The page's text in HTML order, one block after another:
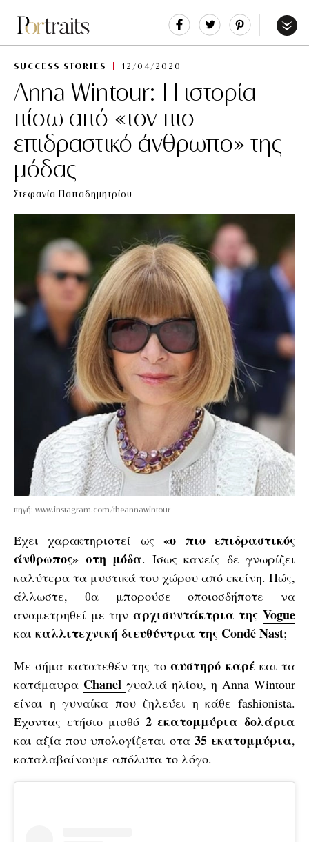
Share Tweet
SUCCESS STORIES 12/04/2020
Anna Wintour: Η ιστορία
πίσω από «τον πιο
επιδραστικό άνθρωπο» της
μόδας
Στεφανία Παπαδημητρίου
πηγή: www.instagram.com/theannawintour
Έχει χαρακτηριστεί ως«ο πιο επιδραστικός
άνθρωπος» στη μόδα. Ίσως κανείς δε γνωρίζει
καλύτερα τα μυστικά του χώρου από εκείνη. Πώς,
άλλωστε, θα μπορούσε οποιοσδήποτε να
αναμετρηθεί με την αρχισυντάκτρια τηςVogue
και καλλιτεχνική διευθύντρια της Condé Nast;
Με σήμα κατατεθέν της τοαυστηρό καρέκαι τα
κατάμαυρα Chanel γυαλιά ηλίου, η Anna Wintour
είναι η γυναίκα που ζηλεύει η κάθε fashionista.
Έχοντας ετήσιο μισθό 2 εκατομμύρια δολάρια
και αξία που υπολογίζεται στα 35 εκατομμύρια,
καταλαβαίνουμε απόλυτα το λόγο.